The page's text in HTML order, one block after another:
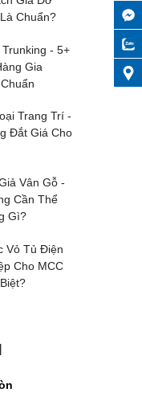
76.800₫
Chuẩn?
- 5+
Gia
Trang Trí -
Đắt Giá Cho
Vân Gỗ -
Cần Thể
Gì?
Vỏ Tủ Điện
Cho MCC